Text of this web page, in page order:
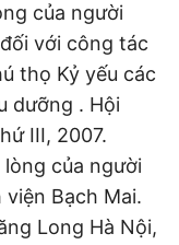
của người
với công tác
thọ Kỷ yếu các
dưỡng . Hội
III, 2007.
lòng của người
Bạch Mai.
Long Hà Nội,